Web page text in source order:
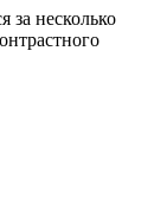
за несколько